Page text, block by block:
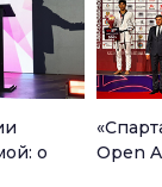
о
Open